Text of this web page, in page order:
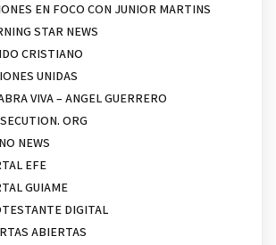
EN FOCO CON JUNIOR MARTINS
STAR NEWS
CRISTIANO
UNIDAS
VIVA – ANGEL GUERRERO
ORG
NEWS
EFE
GUIAME
DIGITAL
ABIERTAS